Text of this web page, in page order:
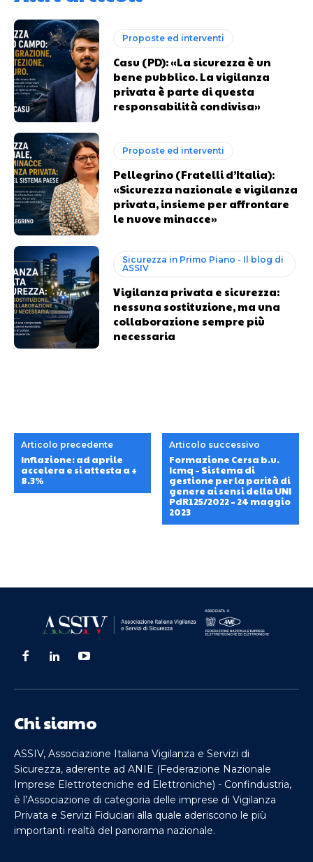
Proposte ed interventi
Casu (PD): «La sicurezza è un
bene pubblico. La vigilanza
privata è parte di questa
responsabilità condivisa»
Proposte ed interventi
Pellegrino (Fratelli d’Italia):
«Sicurezza nazionale e vigilanza
privata, insieme per affrontare
le nuove minacce»
Sicurezza in Primo Piano - Il blog di
ASSIV
Vigilanza privata e sicurezza:
nessuna sostituzione, ma una
collaborazione sempre più
necessaria
Articolo precedente
Inflazione: ad aprile
accelera e si attesta a +
8.3%
Articolo successivo
Formazione Cersa b.u.
Icmq – Sistema di
gestione per la parità di
genere ai sensi della UNI
PdR125/2022 – 24 maggio
2023
Chi siamo
ASSIV, Associazione Italiana Vigilanza e Servizi di
Sicurezza, aderente ad ANIE (Federazione Nazionale
Imprese Elettrotecniche ed Elettroniche) - Confindustria,
è l’Associazione di categoria delle imprese di Vigilanza
Privata e Servizi Fiduciari alla quale aderiscono le più
importanti realtà del panorama nazionale.